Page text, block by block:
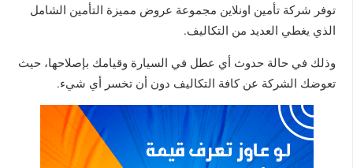
توفر شركة تأمين اونلاين مجموعة عروض مميزة التأمين الشامل
الذي يغطي العديد من التكاليف.
وذلك في حالة حدوث أي عطل في السيارة وقيامك بإصلاحها، حيث
تعوضك الشركة عن كافة التكاليف دون أن تخسر أي شيء.